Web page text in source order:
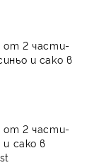
от 2 части-
и сако в
от 2 части-
сако в